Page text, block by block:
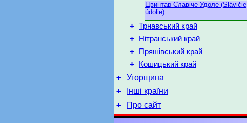
Цвинтар Славіче Удоле (Slávičie
údolie)
+ Трнавський край
+ Нітранський край
+ Пряшівський край
+ Кошицький край
+ Угорщина
+ Інші країни
+ Про сайт